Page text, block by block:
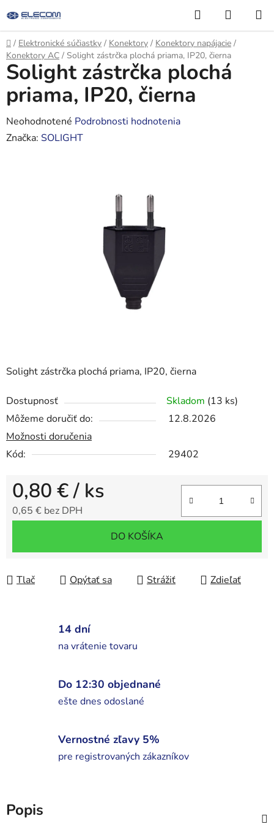
na
obsah
Hľadať
KOŠÍK
Domov
/ Elektronické súčiastky / Konektory / Konektory napájacie /
Konektory AC / Solight zástrčka plochá priama, IP20, čierna
Solight zástrčka plochá priama, IP20, čierna
Dostupnosť Skladom (13 ks)
Môžeme doručiť do:
12.8.2026
Možnosti doručenia
Kód:
29402
0,80 €/ ks
0,65 € bez DPH
DO KOŠÍKA
Tlač Opýtať sa Strážiť Zdieľať
Solight zástrčka plochá
priama, IP20, čierna
Priemerné
hodnotenie
Neohodnotené Podrobnosti hodnotenia
Značka: SOLIGHT
14 dní
na vrátenie tovaru
Do 12:30 objednané
ešte dnes odoslané
Vernostné zľavy 5%
pre registrovaných zákazníkov
Popis